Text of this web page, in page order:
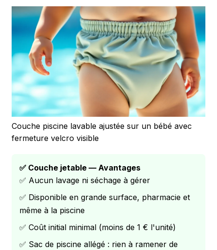
Couche piscine lavable ajustée sur un bébé avec
fermeture velcro visible
✅ Couche jetable — Avantages
✅ Aucun lavage ni séchage à gérer
✅ Disponible en grande surface, pharmacie et
même à la piscine
✅ Coût initial minimal (moins de 1 € l'unité)
✅ Sac de piscine allégé : rien à ramener de